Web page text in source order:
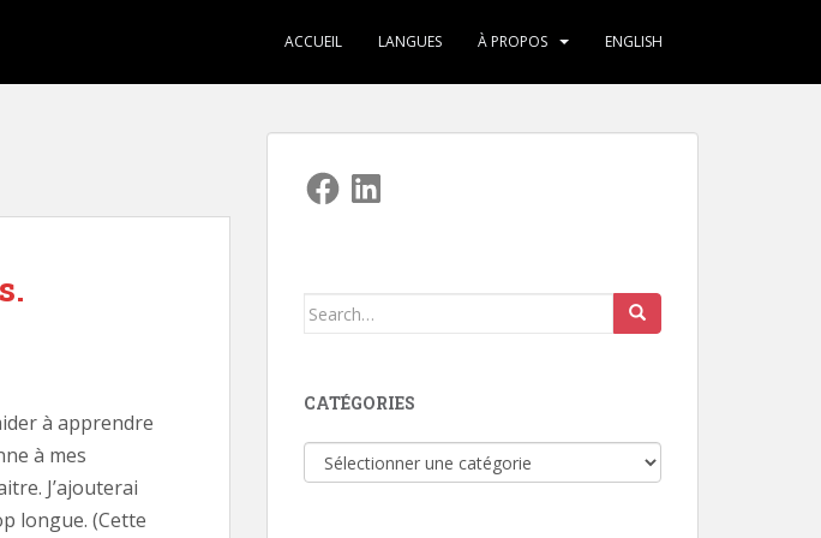
ACCUEIL LANGUES À PROPOS ENGLISH
à apprendre
à mes
J’ajouterai
longue. (Cette
Facebook
LinkedIn
Search
CATÉGORIES
Catégories